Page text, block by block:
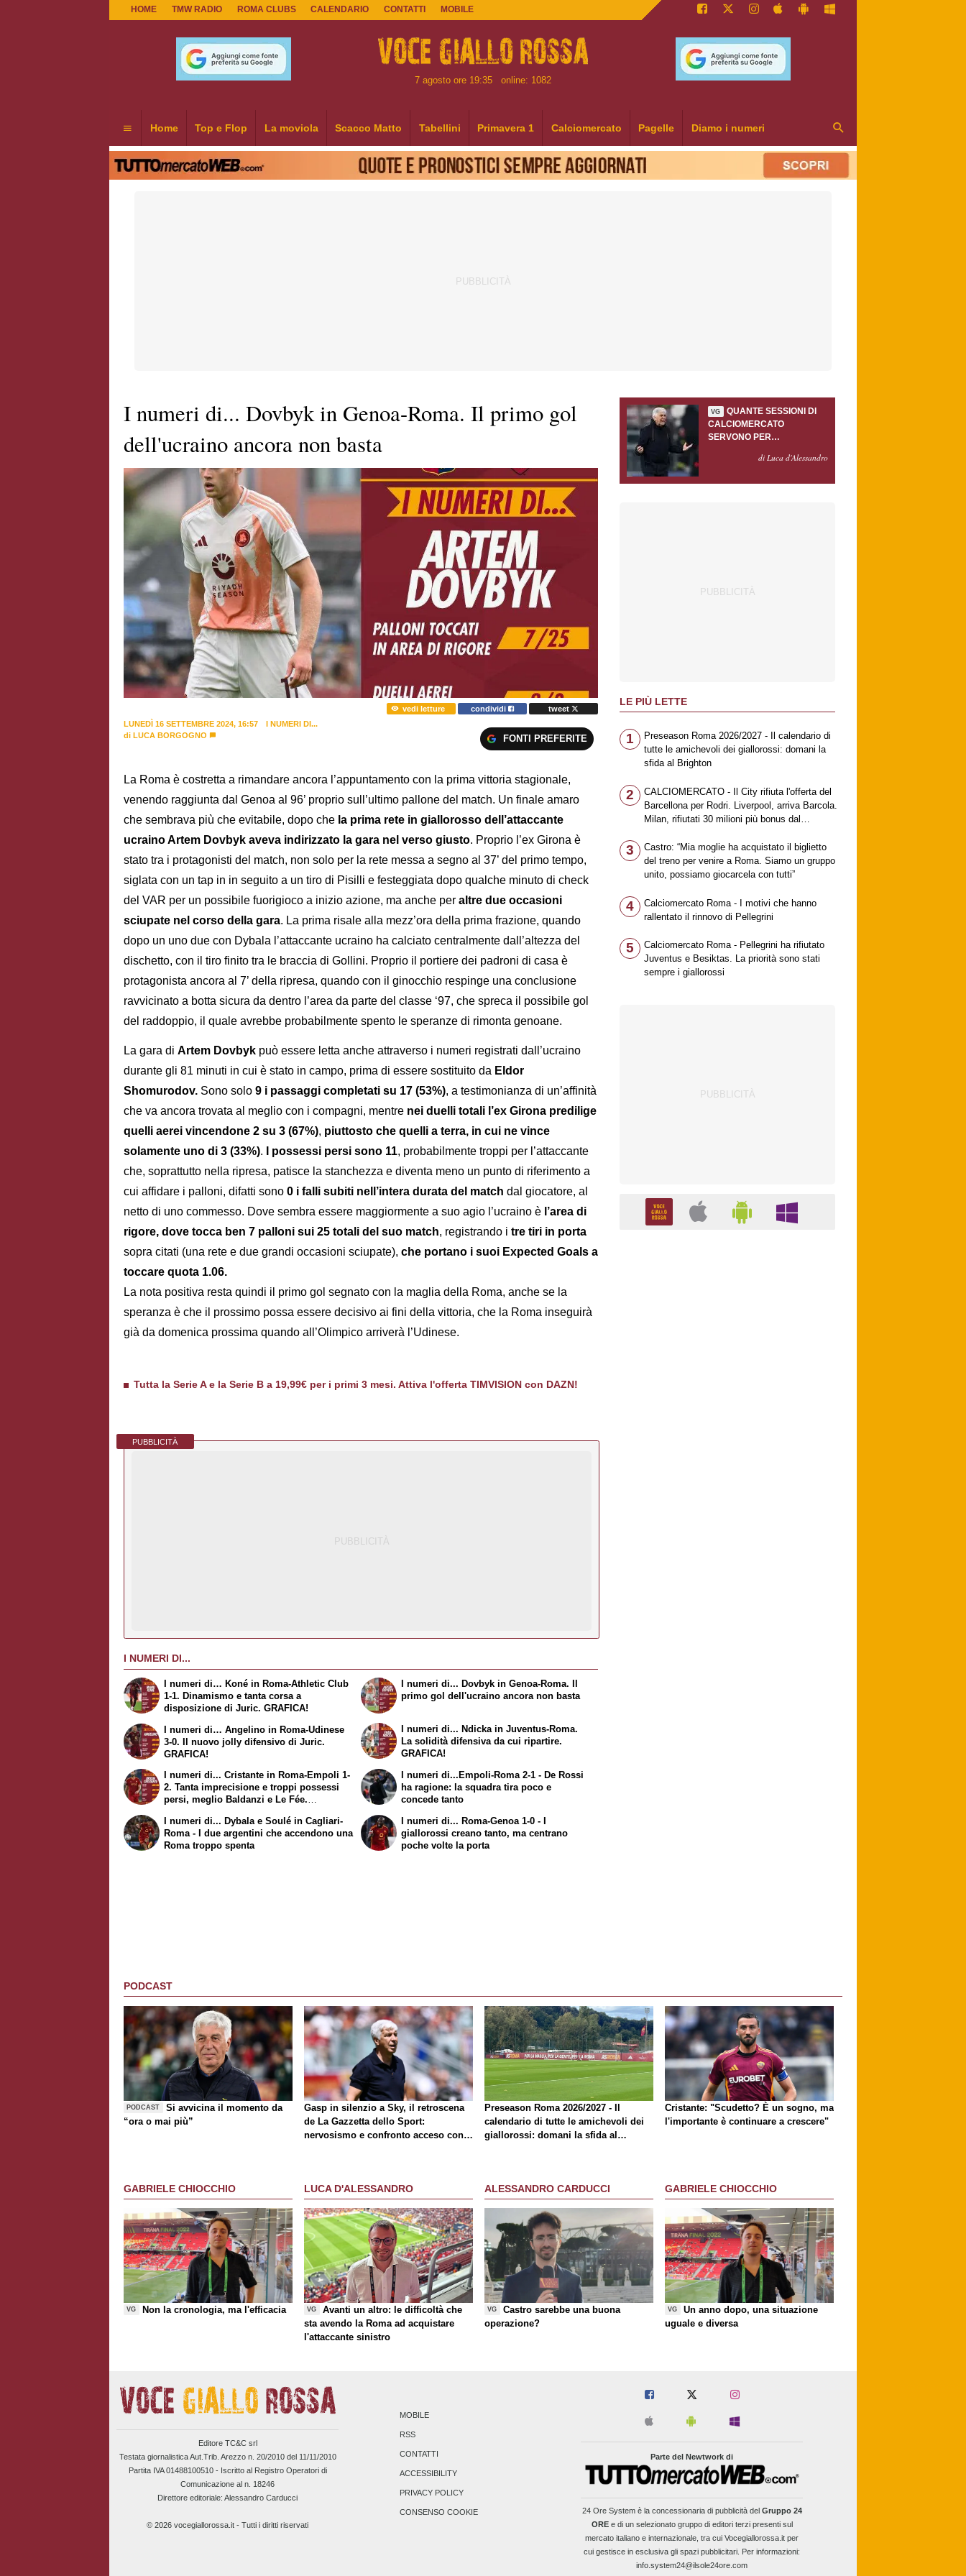
HOME TMW RADIO ROMA CLUBS CALENDARIO CONTATTI MOBILE
7 agosto ore 19:35 online: 1082
Home Top e Flop La moviola Scacco Matto Tabellini Primavera 1 Calciomercato Pagelle Diamo i numeri
I numeri di... Dovbyk in Genoa-Roma. Il primo gol
dell'ucraino ancora non basta
vedi letture condividi
tweet
LUNEDÌ 16 SETTEMBRE 2024, 16:57
I NUMERI DI...
di LUCA BORGOGNO FONTI PREFERITE
La Roma è costretta a rimandare ancora l’appuntamento con la prima vittoria stagionale,
venendo raggiunta dal Genoa al 96’ proprio sull’ultimo pallone del match. Un finale amaro
che sembrava più che evitabile, dopo che la prima rete in giallorosso dell’attaccante
ucraino Artem Dovbyk aveva indirizzato la gara nel verso giusto. Proprio l’ex Girona è
stato tra i protagonisti del match, non solo per la rete messa a segno al 37’ del primo tempo,
siglata con un tap in in seguito a un tiro di Pisilli e festeggiata dopo qualche minuto di check
del VAR per un possibile fuorigioco a inizio azione, ma anche per altre due occasioni
sciupate nel corso della gara. La prima risale alla mezz’ora della prima frazione, quando
dopo un uno due con Dybala l’attaccante ucraino ha calciato centralmente dall’altezza del
dischetto, con il tiro finito tra le braccia di Gollini. Proprio il portiere dei padroni di casa è
protagonista ancora al 7’ della ripresa, quando con il ginocchio respinge una conclusione
ravvicinato a botta sicura da dentro l’area da parte del classe ‘97, che spreca il possibile gol
del raddoppio, il quale avrebbe probabilmente spento le speranze di rimonta genoane.
La gara di Artem Dovbyk può essere letta anche attraverso i numeri registrati dall’ucraino
durante gli 81 minuti in cui è stato in campo, prima di essere sostituito da Eldor
Shomurodov. Sono solo 9 i passaggi completati su 17 (53%), a testimonianza di un’affinità
che va ancora trovata al meglio con i compagni, mentre nei duelli totali l’ex Girona predilige
quelli aerei vincendone 2 su 3 (67%), piuttosto che quelli a terra, in cui ne vince
solamente uno di 3 (33%). I possessi persi sono 11, probabilmente troppi per l’attaccante
che, soprattutto nella ripresa, patisce la stanchezza e diventa meno un punto di riferimento a
cui affidare i palloni, difatti sono 0 i falli subiti nell’intera durata del match dal giocatore, al
netto di uno commesso. Dove sembra essere maggiormente a suo agio l’ucraino è l’area di
rigore, dove tocca ben 7 palloni sui 25 totali del suo match, registrando i tre tiri in porta
sopra citati (una rete e due grandi occasioni sciupate), che portano i suoi Expected Goals a
toccare quota 1.06.
La nota positiva resta quindi il primo gol segnato con la maglia della Roma, anche se la
speranza è che il prossimo possa essere decisivo ai fini della vittoria, che la Roma inseguirà
già da domenica prossima quando all’Olimpico arriverà l’Udinese.
Tutta la Serie A e la Serie B a 19,99€ per i primi 3 mesi. Attiva l'offerta TIMVISION con DAZN!
PUBBLICITÀ
I NUMERI DI...
I numeri di… Koné in Roma-Athletic Club
1-1. Dinamismo e tanta corsa a
disposizione di Juric. GRAFICA!
I numeri di… Angelino in Roma-Udinese
3-0. Il nuovo jolly difensivo di Juric.
GRAFICA!
I numeri di... Dovbyk in Genoa-Roma. Il
primo gol dell'ucraino ancora non basta
I numeri di... Ndicka in Juventus-Roma.
La solidità difensiva da cui ripartire.
GRAFICA!
I numeri di... Cristante in Roma-Empoli 1-
2. Tanta imprecisione e troppi possessi
persi, meglio Baldanzi e Le Fée.
I numeri di... Dybala e Soulé in Cagliari-
Roma - I due argentini che accendono una
Roma troppo spenta
I numeri di...Empoli-Roma 2-1 - De Rossi
ha ragione: la squadra tira poco e
concede tanto
I numeri di... Roma-Genoa 1-0 - I
giallorossi creano tanto, ma centrano
poche volte la porta
VG
QUANTE SESSIONI DI
CALCIOMERCATO
SERVONO PER
GASPERINI?di Luca d'Alessandro
LE PIÙ LETTE
1
Preseason Roma 2026/2027 - Il calendario di
tutte le amichevoli dei giallorossi: domani la
sfida al Brighton
2
CALCIOMERCATO - Il City rifiuta l'offerta del
Barcellona per Rodri. Liverpool, arriva Barcola.
Milan, rifiutati 30 milioni più bonus dal
Gabriel Jesus. Fiorentina, ufficiale
Mastantuono
3
Castro: “Mia moglie ha acquistato il biglietto
del treno per venire a Roma. Siamo un gruppo
unito, possiamo giocarcela con tutti”
4
Calciomercato Roma - I motivi che hanno
rallentato il rinnovo di Pellegrini
5
Calciomercato Roma - Pellegrini ha rifiutato
Juventus e Besiktas. La priorità sono stati
sempre i giallorossi
PODCAST
PODCAST
Si avvicina il momento da
“ora o mai più”
Gasp in silenzio a Sky, il retroscena
de La Gazzetta dello Sport:
nervosismo e confronto acceso con
Preseason Roma 2026/2027 - Il
calendario di tutte le amichevoli dei
giallorossi: domani la sfida al
Cristante: "Scudetto? È un sogno, ma
l'importante è continuare a crescere"
GABRIELE CHIOCCHIO
VG Non la cronologia, ma l'efficacia
LUCA D'ALESSANDRO
VG
Avanti un altro: le difficoltà che
sta avendo la Roma ad acquistare
l'attaccante sinistro
ALESSANDRO CARDUCCI
VG
Castro sarebbe una buona
operazione?
GABRIELE CHIOCCHIO
VG
Un anno dopo, una situazione
uguale e diversa
Editore TC&C srl
Testata giornalistica Aut.Trib. Arezzo n. 20/2010 del 11/11/2010
Partita IVA 01488100510 - Iscritto al Registro Operatori di
Comunicazione al n. 18246
Direttore editoriale: Alessandro Carducci
© 2026 vocegiallorossa.it - Tutti i diritti riservati
MOBILE
RSS
CONTATTI
ACCESSIBILITY
PRIVACY POLICY
CONSENSO COOKIE
Parte del Newtwork di
24 Ore Systemè la concessionaria di pubblicità del Gruppo 24
OREe di un selezionato gruppo di editori terzi presenti sul
mercato italiano e internazionale, tra cui Vocegiallorossa.it per
cui gestisce in esclusiva gli spazi pubblicitari. Per informazioni:
info.system24@ilsole24ore.com